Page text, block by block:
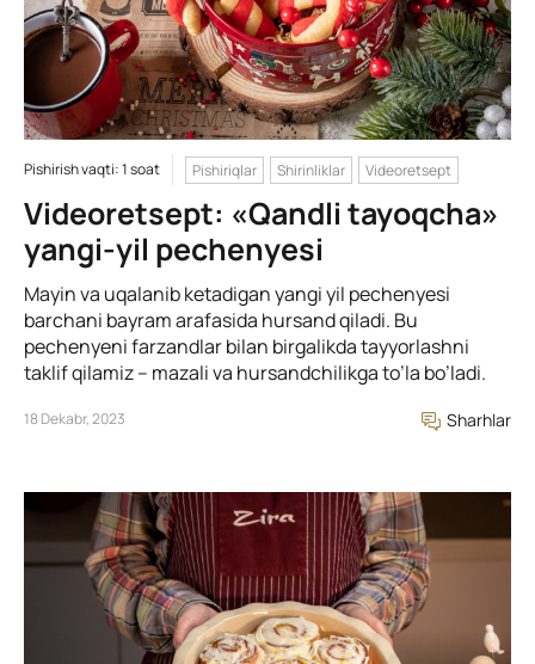
Pishirish vaqti: 1 soat Pishiriqlar Shirinliklar Videoretsept
Videoretsept: «Qandli tayoqcha»
yangi-yil pechenyesi
Mayin va uqalanib ketadigan yangi yil pechenyesi
barchani bayram arafasida hursand qiladi. Bu
pechenyeni farzandlar bilan birgalikda tayyorlashni
taklif qilamiz – mazali va hursandchilikga to’la bo’ladi.
18 Dekabr, 2023 Sharhlar